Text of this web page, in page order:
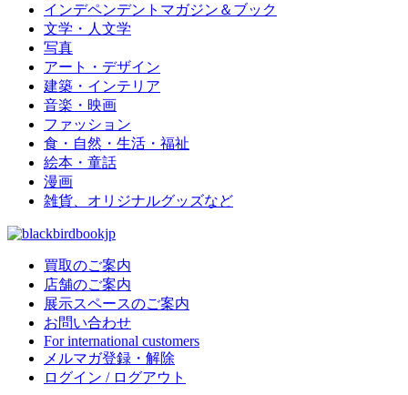
インデペンデントマガジン＆ブック
文学・人文学
写真
アート・デザイン
建築・インテリア
音楽・映画
ファッション
食・自然・生活・福祉
絵本・童話
漫画
雑貨、オリジナルグッズなど
買取のご案内
店舗のご案内
展示スペースのご案内
お問い合わせ
For international customers
メルマガ登録・解除
ログイン / ログアウト